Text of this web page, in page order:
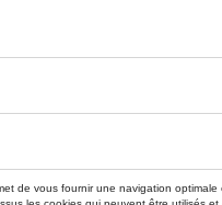
actuellement pas de stock
Vérifiez la disponibilité